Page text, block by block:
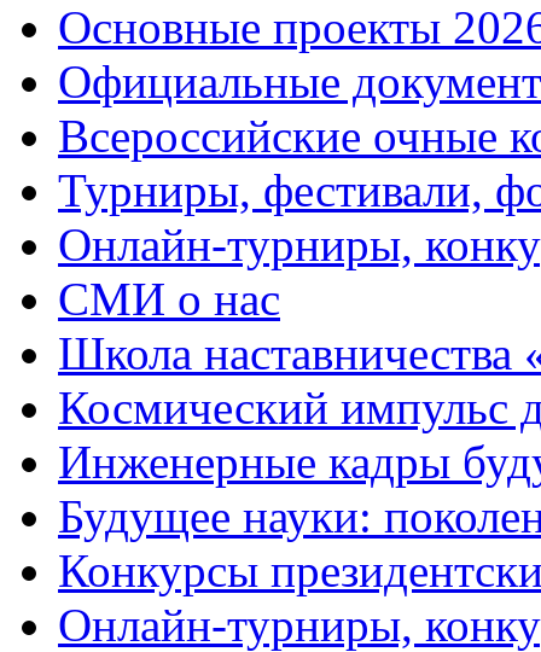
Основные проекты
Официальные
Всероссийские очные
Турниры, фестивали,
Онлайн-турниры,
СМИ о нас
Школа
Космический импульс
Инженерные кадры
Будущее науки:
Конкурсы
Онлайн-турниры,